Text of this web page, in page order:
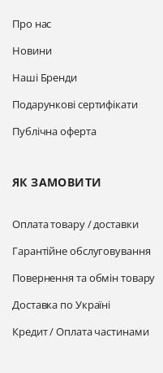
Про нас
Новини
Наші Бренди
Подарункові сертифікати
Публічна оферта
ЯК ЗАМОВИТИ
Оплата товару / доставки
Гарантійне обслуговування
Повернення та обмін товару
Доставка по Україні
Кредит / Оплата частинами